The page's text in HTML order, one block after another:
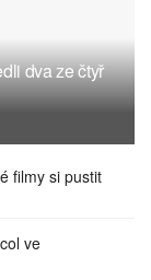
dva ze čtyř
filmy si pustit
ve